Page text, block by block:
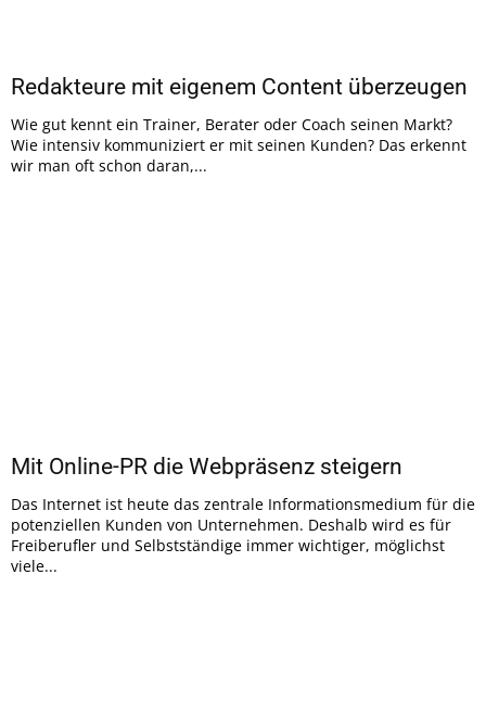
Redakteure mit eigenem Content überzeugen
Wie gut kennt ein Trainer, Berater oder Coach seinen Markt?
Wie intensiv kommuniziert er mit seinen Kunden? Das erkennt
wir man oft schon daran,...
Mit Online-PR die Webpräsenz steigern
Das Internet ist heute das zentrale Informationsmedium für die
potenziellen Kunden von Unternehmen. Deshalb wird es für
Freiberufler und Selbstständige immer wichtiger, möglichst
viele...